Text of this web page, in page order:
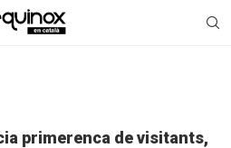
primerenca de visitants,